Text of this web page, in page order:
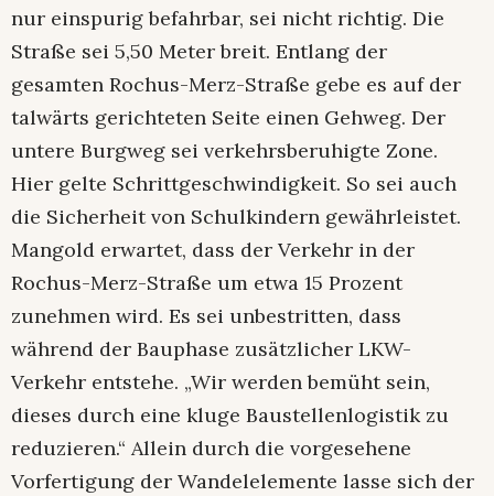
nur einspurig befahrbar, sei nicht richtig. Die
Straße sei 5,50 Meter breit. Entlang der
gesamten Rochus-Merz-Straße gebe es auf der
talwärts gerichteten Seite einen Gehweg. Der
untere Burgweg sei verkehrsberuhigte Zone.
Hier gelte Schrittgeschwindigkeit. So sei auch
die Sicherheit von Schulkindern gewährleistet.
Mangold erwartet, dass der Verkehr in der
Rochus-Merz-Straße um etwa 15 Prozent
zunehmen wird. Es sei unbestritten, dass
während der Bauphase zusätzlicher LKW-
Verkehr entstehe. „Wir werden bemüht sein,
dieses durch eine kluge Baustellenlogistik zu
reduzieren.“ Allein durch die vorgesehene
Vorfertigung der Wandelelemente lasse sich der